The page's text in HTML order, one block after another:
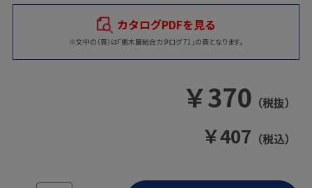
カタログPDFを見る
※文中の（頁）は「栃木屋総合カタログ 71」の頁となります。
￥370 （税抜）
￥407 （税込）